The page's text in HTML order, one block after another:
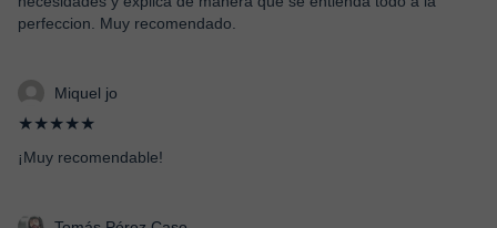
perfeccion. Muy recomendado.
Miquel jo
★★★★★
¡Muy recomendable!